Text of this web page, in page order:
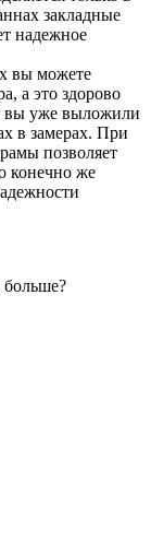
закладные
надежное
вы можете
а это здорово
вы уже выложили
в замерах. При
позволяет
конечно же
больше?